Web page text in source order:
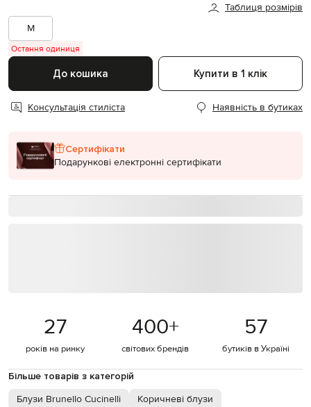
Таблиця розмірів
M
Остання одиниця
До кошика Купити в 1 клік
Консультація стиліста Наявність в бутиках
Сертифікати
Подарункові електронні сертифікати
27
років на ринку
400+
світових брендів
57
бутиків в Україні
Більше товарів з категорій
Блузи Brunello Cucinelli
Коричневі блузи